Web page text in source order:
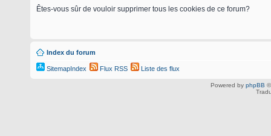
Êtes-vous sûr de vouloir supprimer tous les cookies de ce forum?
Index du forum
SitemapIndex Flux RSS Liste des flux
Powered by phpBB